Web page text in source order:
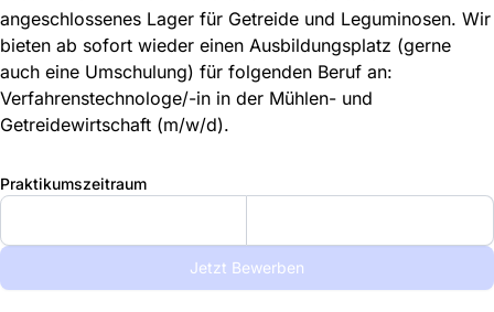
angeschlossenes Lager für Getreide und Leguminosen. Wir
bieten ab sofort wieder einen Ausbildungsplatz (gerne
auch eine Umschulung) für folgenden Beruf an:
Verfahrenstechnologe/-in in der Mühlen- und
Getreidewirtschaft (m/w/d).
Praktikumszeitraum
Jetzt Bewerben